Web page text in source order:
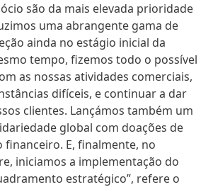
são da mais elevada prioridade
uma abrangente gama de
ainda no estágio inicial da
tempo, fizemos todo o possível
as nossas atividades comerciais,
difíceis, e continuar a dar
clientes. Lançámos também um
global com doações de
E, finalmente, no
iniciamos a implementação do
estratégico”, refere o